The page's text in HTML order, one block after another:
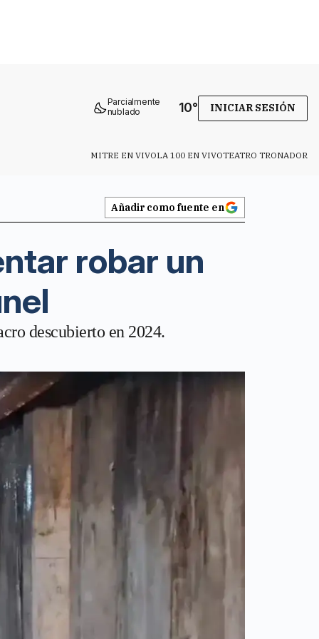
Parcialmente
nublado
10° INICIAR SESIÓN
MITRE EN VIVOLA 100 EN VIVOTEATRO TRONADOR
Añadir como fuente en
robar un
descubierto en 2024.